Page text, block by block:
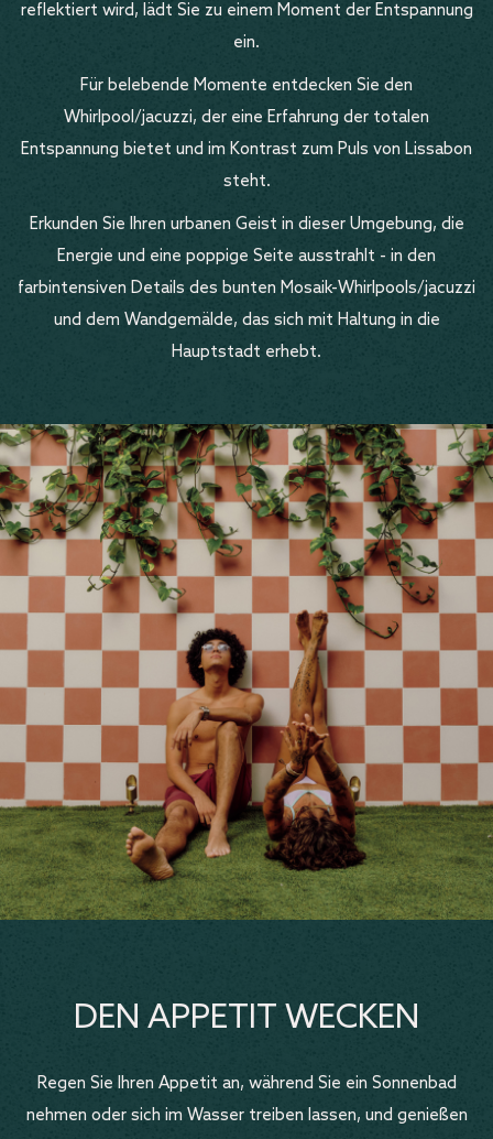
reflektiert wird, lädt Sie zu einem Moment der Entspannung
ein.
Für belebende Momente entdecken Sie den
Whirlpool/jacuzzi, der eine Erfahrung der totalen
Entspannung bietet und im Kontrast zum Puls von Lissabon
steht.
Erkunden Sie Ihren urbanen Geist in dieser Umgebung, die
Energie und eine poppige Seite ausstrahlt - in den
farbintensiven Details des bunten Mosaik-Whirlpools/jacuzzi
und dem Wandgemälde, das sich mit Haltung in die
Hauptstadt erhebt.
DEN APPETIT WECKEN
Regen Sie Ihren Appetit an, während Sie ein Sonnenbad
nehmen oder sich im Wasser treiben lassen, und genießen